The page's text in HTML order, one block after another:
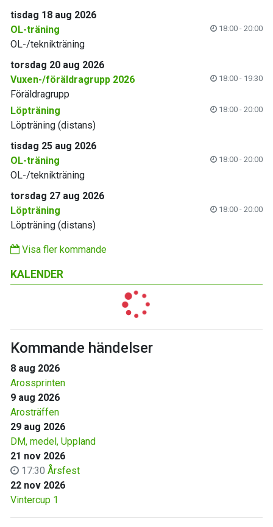
tisdag 18 aug 2026
OL-träning
18:00 - 20:00
OL-/teknikträning
torsdag 20 aug 2026
Vuxen-/föräldragrupp 2026
18:00 - 19:30
Föräldragrupp
Löpträning
18:00 - 20:00
Löpträning (distans)
tisdag 25 aug 2026
OL-träning
18:00 - 20:00
OL-/teknikträning
torsdag 27 aug 2026
Löpträning
18:00 - 20:00
Löpträning (distans)
Visa fler kommande
KALENDER
Kommande händelser
8 aug 2026
Arossprinten
9 aug 2026
Arosträffen
29 aug 2026
DM, medel, Uppland
21 nov 2026
17:30 Årsfest
22 nov 2026
Vintercup 1